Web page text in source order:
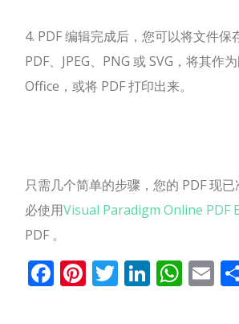
4. PDF 编辑完成后，您可以将文件保
PDF、JPEG、PNG 或 SVG，将其作
Office，或将 PDF 打印出来。
只需几个简单的步骤，您的 PDF 现
必使用Visual Paradigm Online PDF
PDF 。
Facebook
Pinterest
Twitter